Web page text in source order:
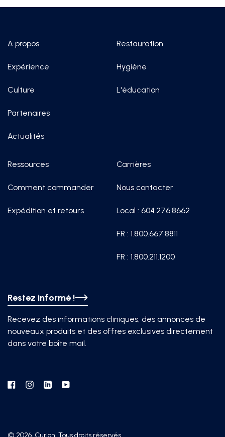
Restez informé !
Recevez des informations cliniques, des annonces de
nouveaux produits et des offres exclusives directement
dans votre boîte mail.
Facebook
Instagram
LinkedinYouTube
A propos
Expérience
Culture
Partenaires
Actualités
Restauration
Hygiène
L'éducation
Ressources
Comment commander
Expédition et retours
Carrières
Nous contacter
Local : 604.276.8662
FR : 1.800.667.8811
FR : 1.800.211.1200
© 2026, Curion. Tous droits réservés.